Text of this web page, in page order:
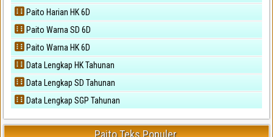
Paito Harian HK 6D
Paito Warna SD 6D
Paito Warna HK 6D
Data Lengkap HK Tahunan
Data Lengkap SD Tahunan
Data Lengkap SGP Tahunan
Paito Teks Populer.